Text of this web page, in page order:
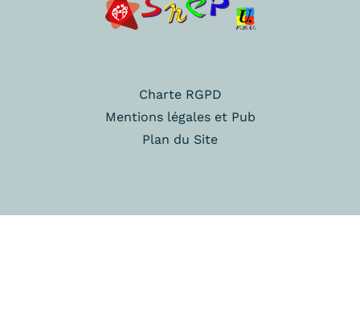
Charte RGPD
Mentions légales et Pub
Plan du Site